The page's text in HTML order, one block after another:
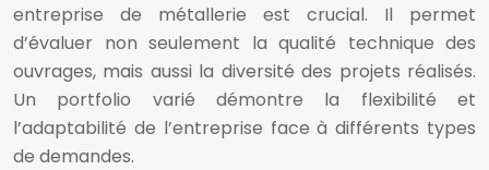
entreprise de métallerie est crucial. Il permet
d’évaluer non seulement la qualité technique des
ouvrages, mais aussi la diversité des projets réalisés.
Un portfolio varié démontre la flexibilité et
l’adaptabilité de l’entreprise face à différents types
de demandes.